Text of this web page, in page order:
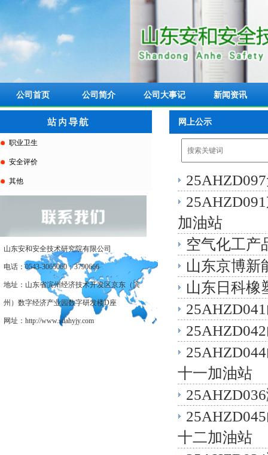
公司首页 公司简介 公司大事记 新闻资讯
职业卫生
安全评价
其他
山东安和安全技术研究院有限公司
电话：0543-3065060；3790666
地址：山东省滨州经济技术开发区京东（滨
州）数字经济产业园数字研发楼D座
网址：http://www.sdahyjy.com
网上公示
加油站
空气化工产
山东京博新
山东日科橡
十一加油站
十二加油站